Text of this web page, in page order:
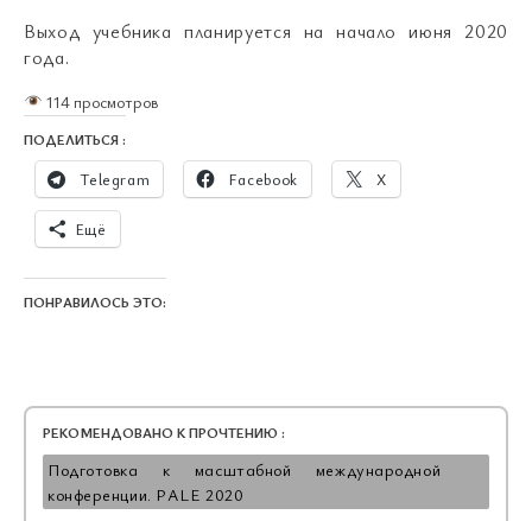
Выход учебника планируется на начало июня 2020
года.
114 просмотров
ПОДЕЛИТЬСЯ :
Telegram Facebook X
Ещё
ПОНРАВИЛОСЬ ЭТО:
РЕКОМЕНДОВАНО К ПРОЧТЕНИЮ :
Подготовка к масштабной международной
конференции. PALE 2020